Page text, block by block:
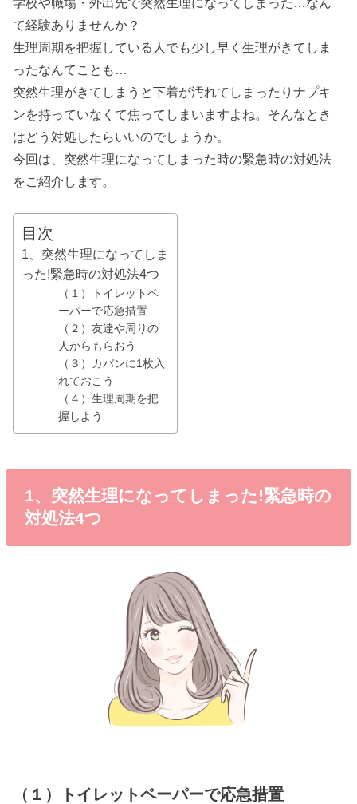
て経験ありませんか？
生理周期を把握している人でも少し早く生理がきてしま
ったなんてことも…
突然生理がきてしまうと下着が汚れてしまったりナプキ
ンを持っていなくて焦ってしまいますよね。そんなとき
はどう対処したらいいのでしょうか。
今回は、突然生理になってしまった時の緊急時の対処法
をご紹介します。
目次
1、突然生理になってしま
った!緊急時の対処法4つ
（１）トイレットペ
ーパーで応急措置
（２）友達や周りの
人からもらおう
（３）カバンに1枚入
れておこう
（４）生理周期を把
握しよう
1、突然生理になってしまった!緊急時の
対処法4つ
（１）トイレットペーパーで応急措置